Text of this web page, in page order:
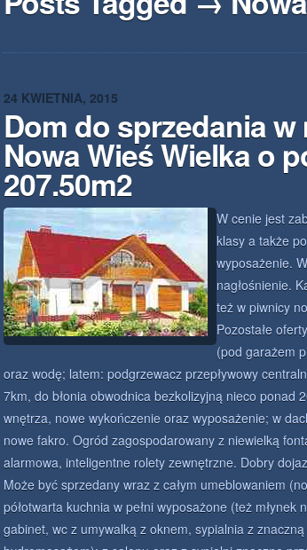
24 KWIETNIA, 2015
Dom do sprzedania
Nowa Wieś Wielka o
207.50m2
W cenie jest
klasy a także
wyposażenie.
nagłośnienie.
też w piwnicy
Pozostałe
(pod garażem
oraz wodę; latem: podgrzewacz przepływowy
7km, do błonia obwodnica bezkolizyjną nieco ponad
wnętrza, nowe wykończenie oraz wyposażenie; w
nowe fakro. Ogród zagospodarowany z niewielką
alarmowa, inteligentne rolety zewnętrzne. Dobry
Może być sprzedany wraz z całym umeblowaniem
półotwarta kuchnia w pełni wyposażone (też
gabinet, wc z umywalką z oknem, sypialnia z